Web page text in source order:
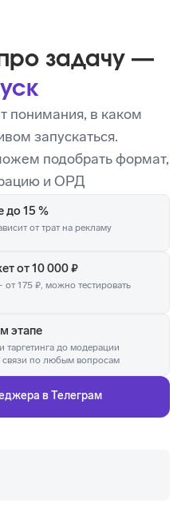
задачу —
понимания, в каком
запускаться.
подобрать формат,
и ОРД
до 15 %
от трат на рекламу
от 10 000 ₽
175 ₽, можно тестировать
этапе
таргетинга до модерации
связи по любым вопросам
в Телеграм